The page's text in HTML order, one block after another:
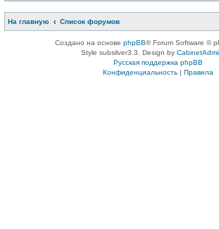
На главную Список форумов
Создано на основе phpBB® Forum Software ©
Style subsilver3.3. Design by
Русская поддержка phpBB
Конфиденциальность| Правила